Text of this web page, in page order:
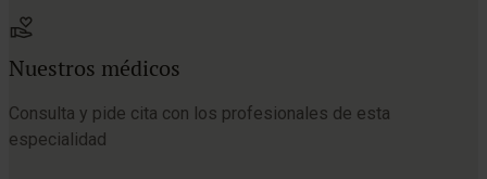
Nuestros médicos
Consulta y pide cita con los profesionales de esta
especialidad